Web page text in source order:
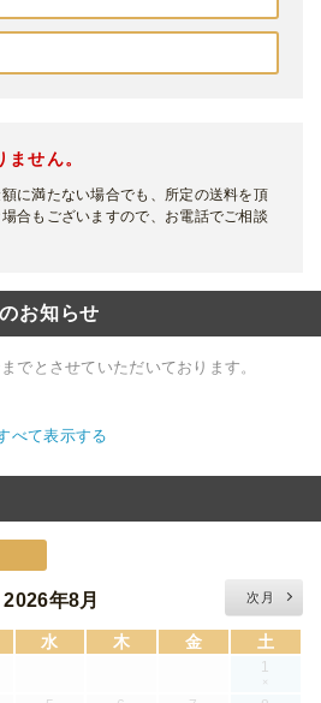
せん。
に満たない場合でも、所定の送料を頂
合もございますので、お電話でご相談
お知らせ
でとさせていただいております。
たします。8/17～8/18配達分は8/12
べて表示する
2026年8月 次月
水 木 金 土
1
×